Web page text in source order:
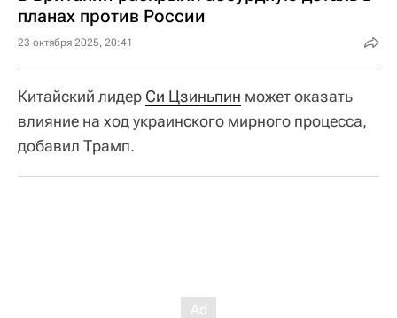
планах против России
23 октября 2025, 20:41
Китайский лидер Си Цзиньпин может оказать
влияние на ход украинского мирного процесса,
добавил Трамп.